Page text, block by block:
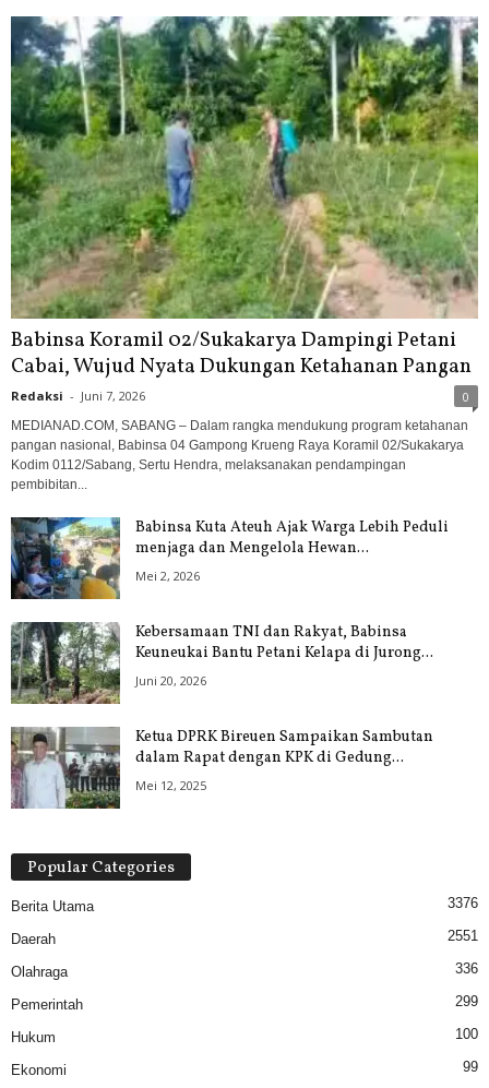
Babinsa Koramil 02/Sukakarya Dampingi Petani
Cabai, Wujud Nyata Dukungan Ketahanan Pangan
Redaksi - Juni 7, 2026 0
MEDIANAD.COM, SABANG – Dalam rangka mendukung program ketahanan
pangan nasional, Babinsa 04 Gampong Krueng Raya Koramil 02/Sukakarya
Kodim 0112/Sabang, Sertu Hendra, melaksanakan pendampingan
pembibitan...
Babinsa Kuta Ateuh Ajak Warga Lebih Peduli
menjaga dan Mengelola Hewan...
Mei 2, 2026
Kebersamaan TNI dan Rakyat, Babinsa
Keuneukai Bantu Petani Kelapa di Jurong...
Juni 20, 2026
Ketua DPRK Bireuen Sampaikan Sambutan
dalam Rapat dengan KPK di Gedung...
Mei 12, 2025
Popular Categories
Berita Utama 3376
Daerah 2551
Olahraga 336
Pemerintah 299
Hukum 100
Ekonomi 99